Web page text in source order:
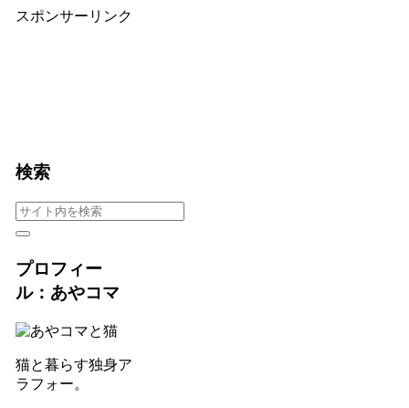
スポンサーリンク
検索
プロフィー
ル：あやコマ
猫と暮らす独身ア
ラフォー。